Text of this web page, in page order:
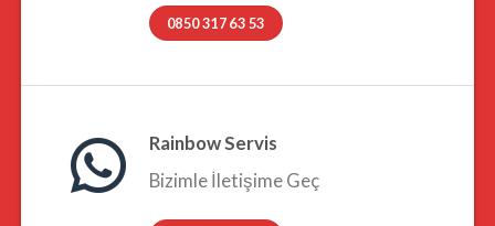
0850 317 63 53
Rainbow Servis
Bizimle İletişime Geç